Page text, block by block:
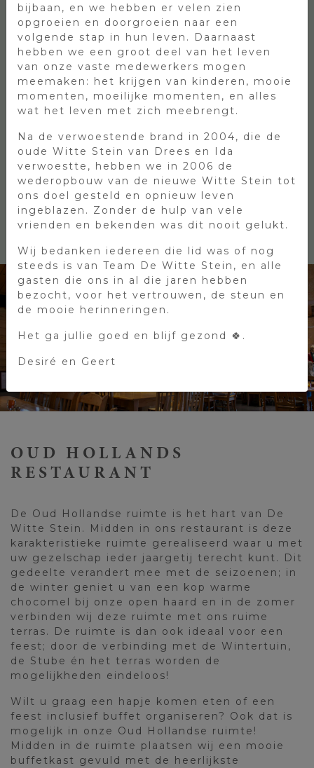
bijbaan, en we hebben er velen zien
opgroeien en doorgroeien naar een
volgende stap in hun leven. Daarnaast
hebben we een groot deel van het leven
van onze vaste medewerkers mogen
meemaken: het krijgen van kinderen, mooie
momenten, moeilijke momenten, en alles
wat het leven met zich meebrengt.
Na de verwoestende brand in 2004, die de
oude Witte Stein van Drees en Ida
verwoestte, hebben we in 2006 de
wederopbouw van de nieuwe Witte Stein tot
ons doel gesteld en opnieuw leven
ingeblazen. Zonder de hulp van vele
vrienden en bekenden was dit nooit gelukt.
Wij bedanken iedereen die lid was of nog
steeds is van Team De Witte Stein, en alle
gasten die ons in al die jaren hebben
bezocht, voor het vertrouwen, de steun en
de mooie herinneringen.
Het ga jullie goed en blijf gezond 🍀.
Desiré en Geert
terwijl uw kinderen buitenspelen.
Onze Wintertuin is één grote, open ruimte en
wordt in de zomer een zomertuin; de puien
worden opengezet en de Wintertuin verandert
in een zomers terras. De tuin is perfect voor
verschillende doeleindes en gezelschappen.
Van lopend buffet tot aan high-tea, van een
perfecte locatie! Wilt u graag een
bedrijfspresentatie of netwerkevenement
organiseren in onze Wintertuin? Dan zorgen
wij uiteraard dat de ruimte, beamer en
microfoon voor u klaar staan.
OUD HOLLANDS
RESTAURANT
De Oud Hollandse ruimte is het hart van De
Witte Stein. Midden in ons restaurant is deze
karakteristieke ruimte gerealiseerd waar u met
uw gezelschap ieder jaargetij terecht kunt. Dit
gedeelte verandert mee met de seizoenen; in
de winter geniet u van een kop warme
chocomel bij onze open haard en in de zomer
verbinden wij deze ruimte met ons ruime
terras. De ruimte is dan ook ideaal voor een
feest; door de verbinding met de Wintertuin,
de Stube én het terras worden de
mogelijkheden eindeloos!
Wilt u graag een hapje komen eten of een
feest inclusief buffet organiseren? Ook dat is
mogelijk in onze Oud Hollandse ruimte!
Midden in de ruimte plaatsen wij een mooie
buffetkast gevuld met de heerlijkste